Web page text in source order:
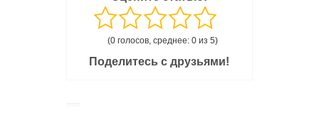
(0 голосов, среднее: 0 из 5)
Поделитесь с друзьями!